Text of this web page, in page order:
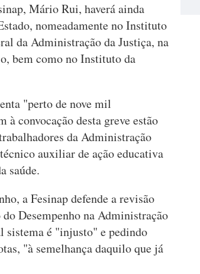
Mário Rui, haverá ainda
nomeadamente no Instituto
da Administração da Justiça, na
bem como no Instituto da
"perto de nove mil
convocação desta greve estão
da Administração
auxiliar de ação educativa
saúde.
a Fesinap defende a revisão
Desempenho na Administração
sistema é "injusto" e pedindo
"à semelhança daquilo que já